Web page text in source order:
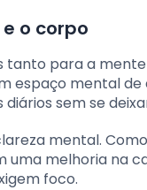
o corpo
para a
espaço mental
sem se
mental.
melhoria na
foco.